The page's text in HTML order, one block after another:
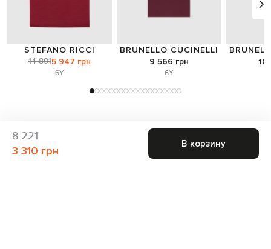
STEFANO RICCI
14 8915 947 грн
6Y
BRUNELLO CUCINELLI
9 566 грн
6Y
10
8 221
3 310 грн
В корзину